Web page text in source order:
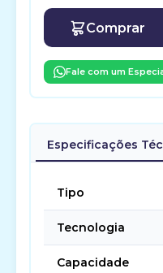
Comprar
Fale com um
Especificações
Tipo
Tecnologia
Capacidade